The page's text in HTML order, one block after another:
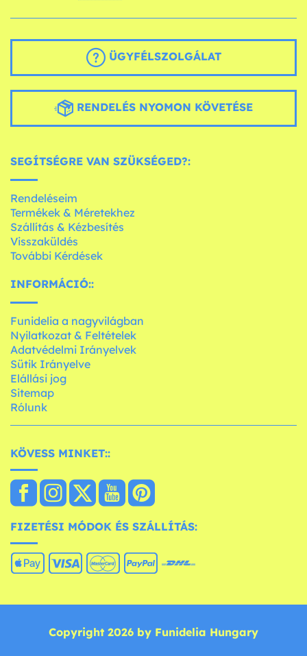
ÜGYFÉLSZOLGÁLAT
RENDELÉS NYOMON KÖVETÉSE
SEGÍTSÉGRE VAN SZÜKSÉGED?:
Rendeléseim
Termékek & Méretekhez
Szállítás & Kézbesítés
Visszaküldés
További Kérdések
INFORMÁCIÓ::
Funidelia a nagyvilágban
Nyilatkozat & Feltételek
Adatvédelmi Irányelvek
Sütik Irányelve
Elállási jog
Sitemap
Rólunk
KÖVESS MINKET::
FIZETÉSI MÓDOK ÉS SZÁLLÍTÁS:
Copyright 2026 by Funidelia Hungary